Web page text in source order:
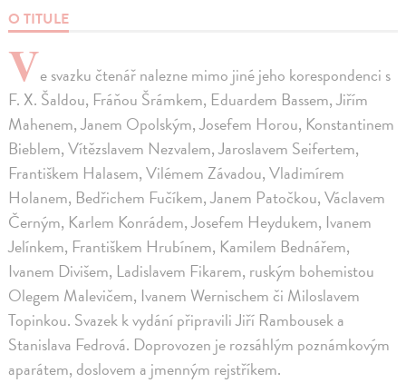
O TITULE
Ve svazku čtenář nalezne mimo jiné jeho korespondenci s
F. X. Šaldou, Fráňou Šrámkem, Eduardem Bassem, Jiřím
Mahenem, Janem Opolským, Josefem Horou, Konstantinem
Bieblem, Vítězslavem Nezvalem, Jaroslavem Seifertem,
Františkem Halasem, Vilémem Závadou, Vladimírem
Holanem, Bedřichem Fučíkem, Janem Patočkou, Václavem
Černým, Karlem Konrádem, Josefem Heydukem, Ivanem
Jelínkem, Františkem Hrubínem, Kamilem Bednářem,
Ivanem Divišem, Ladislavem Fikarem, ruským bohemistou
Olegem Malevičem, Ivanem Wernischem či Miloslavem
Topinkou. Svazek k vydání připravili Jiří Rambousek a
Stanislava Fedrová. Doprovozen je rozsáhlým poznámkovým
aparátem, doslovem a jmenným rejstříkem.